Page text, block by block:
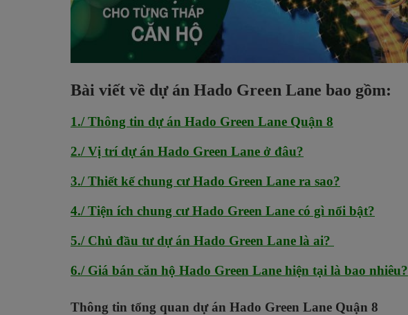
Bài viết về dự án Hado Green Lane bao gồm:
1./ Thông tin dự án Hado Green Lane Quận 8
2./ Vị trí dự án Hado Green Lane ở đâu?
3./ Thiết kế chung cư Hado Green Lane ra sao?
4./ Tiện ích chung cư Hado Green Lane có gì nổi bật?
5./ Chủ đầu tư dự án Hado Green Lane là ai?
6./ Giá bán căn hộ Hado Green Lane hiện tại là bao nhiêu?
Thông tin tổng quan dự án Hado Green Lane Quận 8